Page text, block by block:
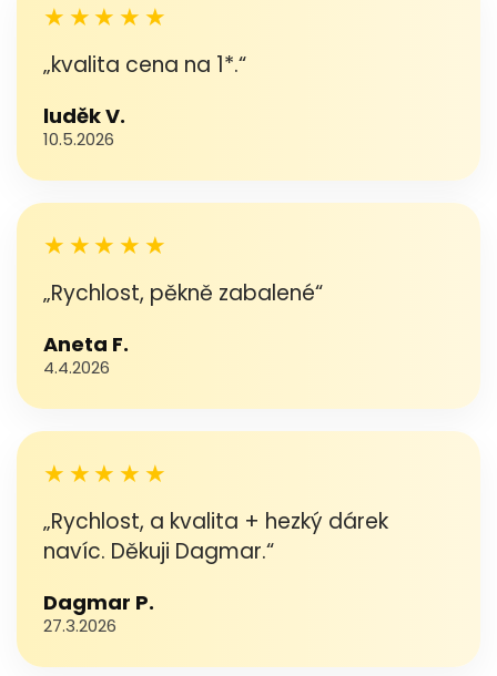
★★★★★
„kvalita cena na 1*.“
luděk V.
10.5.2026
★★★★★
„Rychlost, pěkně zabalené“
Aneta F.
4.4.2026
★★★★★
„Rychlost, a kvalita + hezký dárek
navíc. Děkuji Dagmar.“
Dagmar P.
27.3.2026